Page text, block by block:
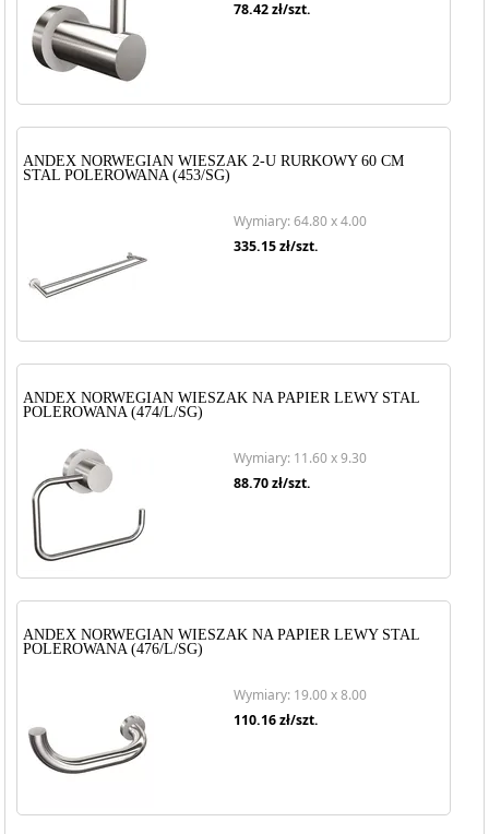
78.42zł/szt.
ANDEX NORWEGIAN WIESZAK 2-U RURKOWY 60 CM
STAL POLEROWANA (453/SG)
Wymiary: 64.80 x 4.00
335.15zł/szt.
ANDEX NORWEGIAN WIESZAK NA PAPIER LEWY STAL
POLEROWANA (474/L/SG)
Wymiary: 11.60 x 9.30
88.70zł/szt.
ANDEX NORWEGIAN WIESZAK NA PAPIER LEWY STAL
POLEROWANA (476/L/SG)
Wymiary: 19.00 x 8.00
110.16zł/szt.